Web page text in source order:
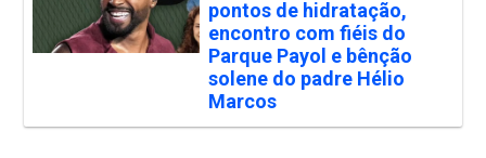
pontos de hidratação,
encontro com fiéis do
Parque Payol e bênção
solene do padre Hélio
Marcos